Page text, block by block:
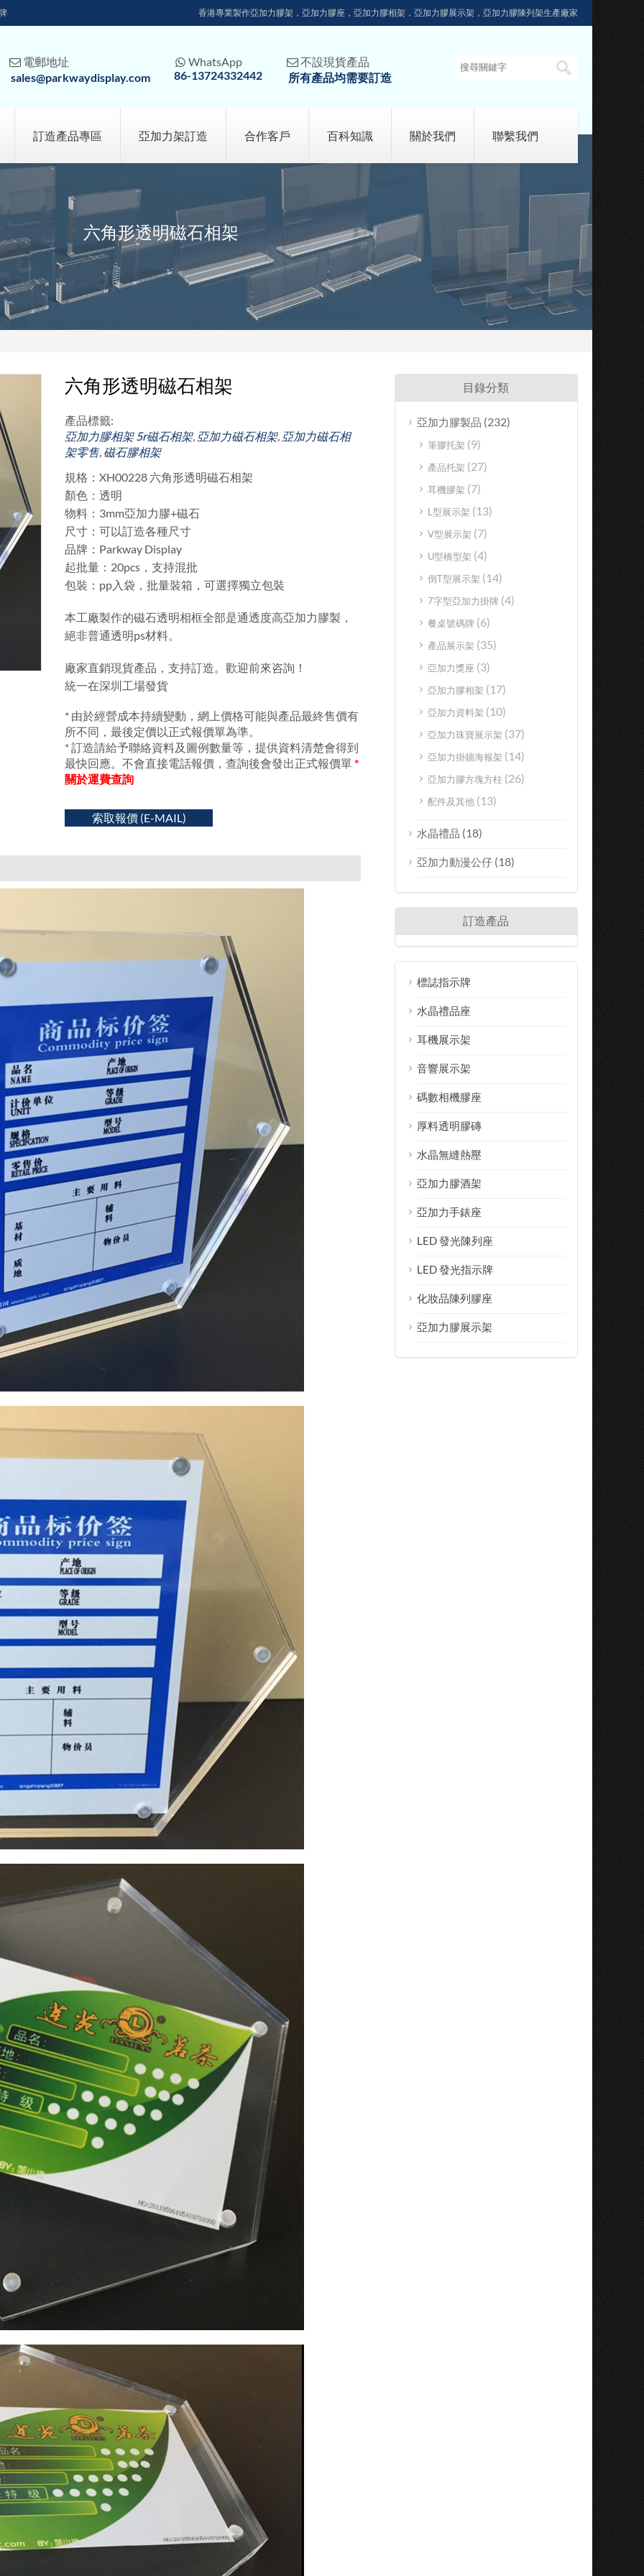
香港專業製作亞加力膠架，亞加力膠座，亞加力膠相架，亞加力膠展示架，亞加力膠陳列架生產廠家
 電郵地址
sales@parkwaydisplay.com
 WhatsApp
86-13724332442
 不設現貨產品
所有產品均需要訂造
訂造產品專區 亞加力架訂造 合作客戶 百科知識 關於我們 聯繫我們
六角形透明磁石相架
六角形透明磁石相架
產品標籤:
亞加力膠相架5r磁石相架, 亞加力磁石相架, 亞加力磁石相
架零售, 磁石膠相架
規格：XH00228 六角形透明磁石相架
顏色：透明
物料：3mm亞加力膠+磁石
尺寸：可以訂造各種尺寸
品牌：Parkway Display
起批量：20pcs，支持混批
包裝：pp入袋，批量裝箱，可選擇獨立包裝
本工廠製作的磁石透明相框全部是通透度高亞加力膠製，
絕非普通透明ps材料。
廠家直銷現貨產品，支持訂造。歡迎前來咨詢！
統一在深圳工場發貨
* 由於經營成本持續變動，網上價格可能與產品最終售價有
所不同，最後定價以正式報價單為準。
* 訂造請給予聯絡資料及圖例數量等，提供資料清楚會得到
最快回應。不會直接電話報價，查詢後會發出正式報價單*
關於運費查詢
索取報價 (E-MAIL)
目錄分類
亞加力膠製品 (232)
筆膠托架 (9)
產品托架 (27)
耳機膠架 (7)
L型展示架 (13)
V型展示架 (7)
U型橋型架 (4)
倒T型展示架 (14)
7字型亞加力掛牌 (4)
餐桌號碼牌 (6)
產品展示架 (35)
亞加力獎座 (3)
亞加力膠相架 (17)
亞加力資料架 (10)
亞加力珠寶展示架 (37)
亞加力掛牆海報架 (14)
亞加力膠方塊方柱 (26)
配件及其他(13)
水晶禮品 (18)
亞加力動漫公仔(18)
訂造產品
標誌指示牌
水晶禮品座
耳機展示架
音響展示架
碼數相機膠座
厚料透明膠磚
水晶無縫熱壓
亞加力膠酒架
亞加力手錶座
LED 發光陳列座
LED 發光指示牌
化妝品陳列膠座
亞加力膠展示架